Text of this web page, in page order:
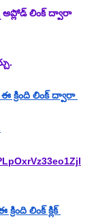
లింక్ ద్వారా
క్రింది లింక్ ద్వారా
లింక్ క్లిక్